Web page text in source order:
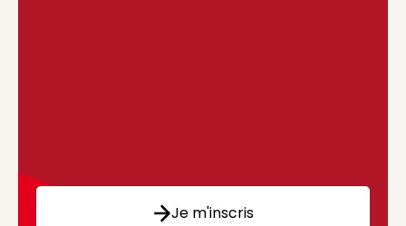
Je m'inscris